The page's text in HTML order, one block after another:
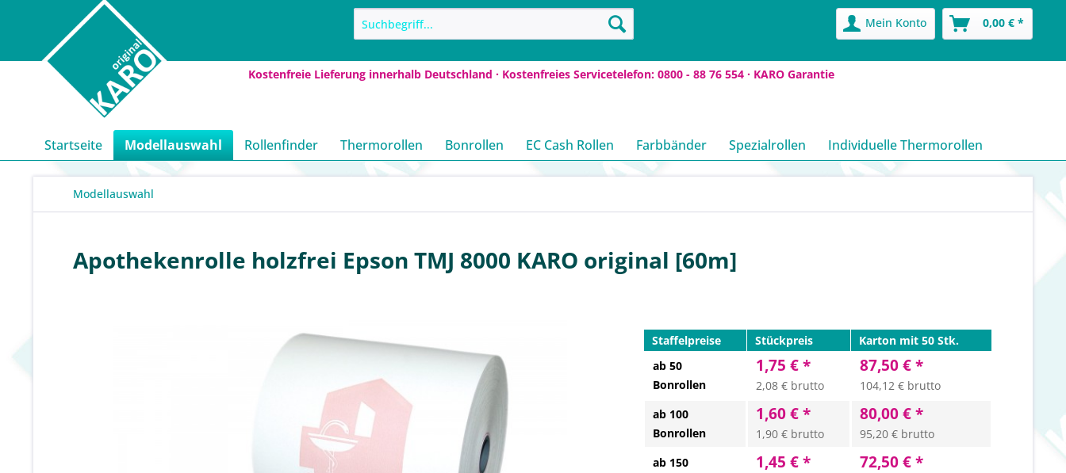
Kostenfreie Lieferung innerhalb Deutschland · Kostenfreies Servicetelefon: 0800 - 88 76 554 · KARO Garantie
Mein Konto 0,00 € *
Startseite Modellauswahl Rollenfinder Thermorollen Bonrollen EC Cash Rollen Farbbänder Spezialrollen Individuelle Thermorollen
Modellauswahl
Apothekenrolle holzfrei Epson TMJ 8000 KARO original [60m]
Staffelpreise Stückpreis
Karton mit 50 Stk.
ab 50
Bonrollen
1,75 € *
2,08 € brutto
87,50 € *
104,12 € brutto
ab 100
Bonrollen
1,60 € *
1,90 € brutto
80,00 € *
95,20 € brutto
ab 150
1,45 € * 72,50 € *